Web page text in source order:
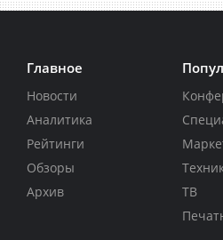
Главное
Новости
Аналитика
Рейтинги
Обзоры
Архив
ТВ